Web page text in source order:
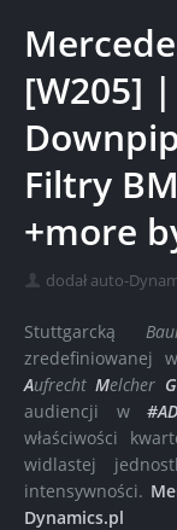
[W205] |
Filtry
+more
dodał auto-
Stuttgarcką
zredefiniowanej
AufrechtMelcher G
audiencji w#AD
właściwości
widlastej
intensywności.
Dynamics.pl